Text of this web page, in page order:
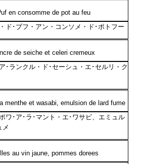
en consomme de pot au feu
ド･ブフ・アン・コンソメ・ド･ポトフー
de seiche et celeri cremeux
･ランクル・ド･セーシュ・エ･セルリ・ク
menthe et wasabi, emulsion de lard fume
ワ･ア･ラ･マント・エ･ワサビ、エミュル
メ
au vin jaune, pommes dorees